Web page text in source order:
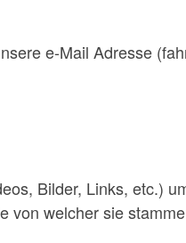
e-Mail Adresse
Bilder, Links, etc.)
von welcher sie